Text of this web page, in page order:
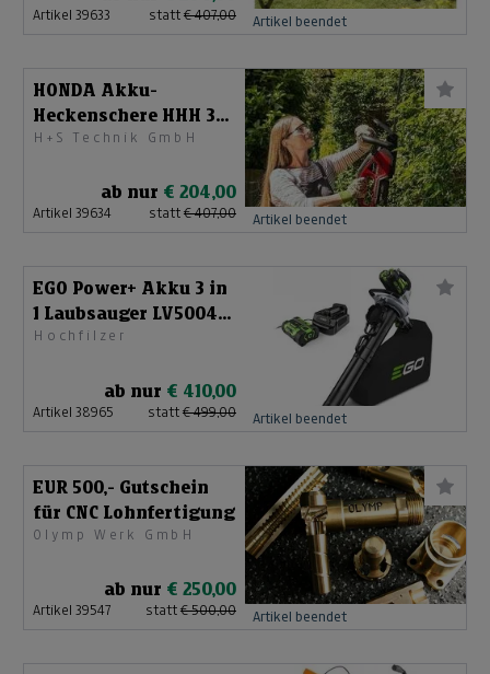
Artikel 39633 statt € 407,00 Artikel beendet
HONDA Akku-
Heckenschere HHH 36
BXB Set
H+S Technik GmbH
ab nur € 204,00
Artikel 39634 statt € 407,00 Artikel beendet
EGO Power+ Akku 3 in
1 Laubsauger LV5004E
- SET
Hochfilzer
ab nur € 410,00
Artikel 38965 statt € 499,00 Artikel beendet
EUR 500,- Gutschein
für CNC Lohnfertigung
Olymp Werk GmbH
ab nur € 250,00
Artikel 39547 statt € 500,00 Artikel beendet